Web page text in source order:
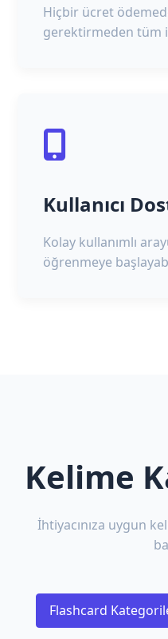
Hiçbir ücret
gerektirmeden tüm
Kullanıcı
Kolay kullanımlı
öğrenmeye
Kelime
İhtiyacınıza uygun
Flashcard